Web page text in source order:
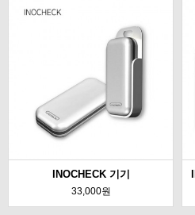
INOCHECK 기기
33,000원